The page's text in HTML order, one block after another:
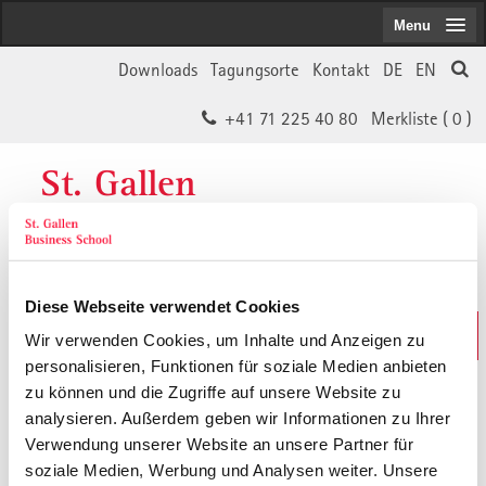
Diese Webseite verwendet Cookies
Wir verwenden Cookies, um Inhalte und Anzeigen zu
personalisieren, Funktionen für soziale Medien anbieten
zu können und die Zugriffe auf unsere Website zu
analysieren. Außerdem geben wir Informationen zu Ihrer
Verwendung unserer Website an unsere Partner für
soziale Medien, Werbung und Analysen weiter. Unsere
EN
DE
Kontakt
Tagungsorte
Downloads
Merkliste ( 0 )
+41 71 225 40 80
St. Gallen
Business School
Weiterbildungs-Suche
In 30 Sekunden das Passende finden
Menu
Der von Ihnen gesuchte Inhalt ist